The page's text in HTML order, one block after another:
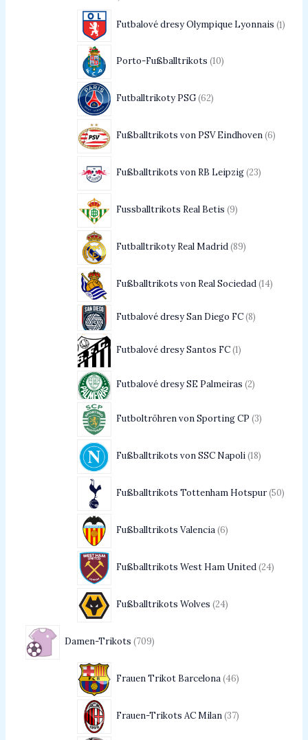
Futbalové dresy Olympique Lyonnais 1
Porto-Fußballtrikots 10
Futballtrikoty PSG 62
Fußballtrikots von PSV Eindhoven 6
Fußballtrikots von RB Leipzig 23
Fussballtrikots Real Betis 9
Futballtrikoty Real Madrid 89
Fußballtrikots von Real Sociedad 14
Futbalové dresy San Diego FC 8
Futbalové dresy Santos FC 1
Futbalové dresy SE Palmeiras 2
Futboltröhren von Sporting CP 3
Fußballtrikots von SSC Napoli 18
Fußballtrikots Tottenham Hotspur 50
Fußballtrikots Valencia 6
Fußballtrikots West Ham United 24
Fußballtrikots Wolves 24
Damen-Trikots 709
Frauen Trikot Barcelona 46
Frauen-Trikots AC Milan 37